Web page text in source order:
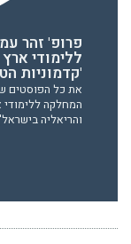
פרופ' זהר
ללימודי
'קדמוניות
את כל הפוסטים
המחלקה ללימודי
והריאליה